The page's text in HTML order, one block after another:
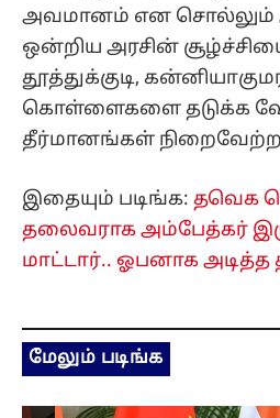
அவமானம் என சொல்லும்
ஒன்றிய அரசின்
தூத்துக்குடி,
கொள்ளைகளை தடுக்க
தீர்மானங்கள்
இதையும் படிங்க: தவெக
தலைவராக அம்பேத்கர்
மாட்டார்.. ஓபனாக
மேலும் படிங்க